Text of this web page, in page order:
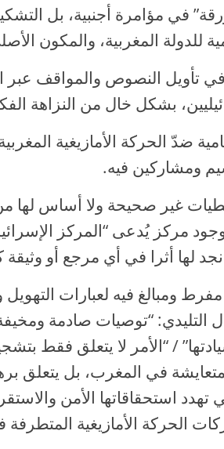
في مؤامرة أجنبية، بل
للدولة المغربية، والمكون
تأويل النصوص والمواقف عبر
بشكل خال من النزاهة
ضدّ الحركة الأمازيغية
ومشاركين فيه.
غير صحيحة ولا أساس لها
لها أثرا في أي مرجع أو وثيقة
ومبالغ فيه لعبارات
التليدي: “توصيات صادمة
/ “الأمر لا يتعلق فقط
في المغرب، بل
تهدد استحقاقاتها الأمن
الحركة الأمازيغية المتطرفة